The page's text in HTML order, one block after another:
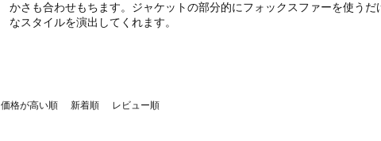
かさも合わせもちます。ジャケットの部分的にフォックスファーを使う
なスタイルを演出してくれます。
価格が高い順 新着順 レビュー順